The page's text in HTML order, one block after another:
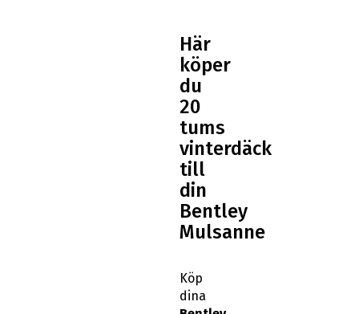
Här
köper
du
20
tums
vinterdäck
till
din
Bentley
Mulsanne
Köp
dina